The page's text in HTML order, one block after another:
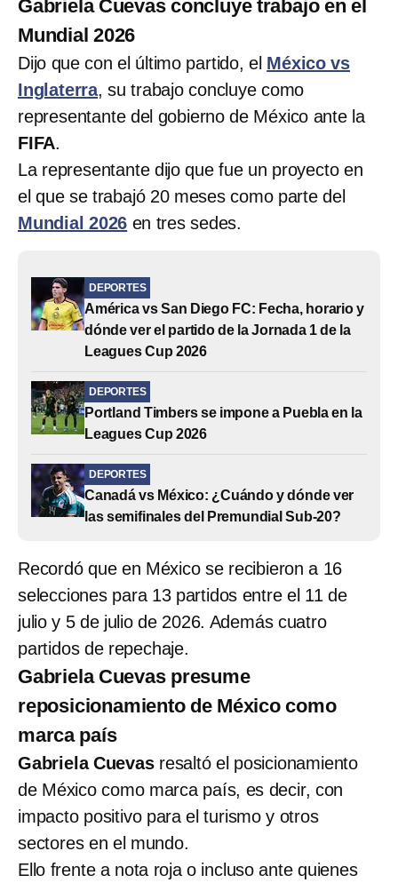
Gabriela Cuevas concluye trabajo en el
Mundial 2026
Dijo que con el último partido, el México vs
Inglaterra, su trabajo concluye como
representante del gobierno de México ante la
FIFA.
La representante dijo que fue un proyecto en
el que se trabajó 20 meses como parte del
Mundial 2026 en tres sedes.
DEPORTES
América vs San Diego FC: Fecha, horario y
dónde ver el partido de la Jornada 1 de la
Leagues Cup 2026
DEPORTES
Portland Timbers se impone a Puebla en la
Leagues Cup 2026
DEPORTES
Canadá vs México: ¿Cuándo y dónde ver
las semifinales del Premundial Sub-20?
Recordó que en México se recibieron a 16
selecciones para 13 partidos entre el 11 de
julio y 5 de julio de 2026. Además cuatro
partidos de repechaje.
Gabriela Cuevas presume
reposicionamiento de México como
marca país
Gabriela Cuevas resaltó el posicionamiento
de México como marca país, es decir, con
impacto positivo para el turismo y otros
sectores en el mundo.
Ello frente a nota roja o incluso ante quienes